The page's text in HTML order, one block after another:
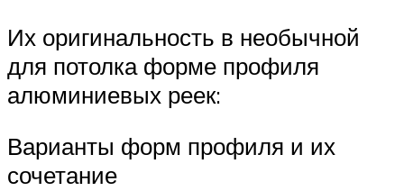
Их оригинальность в необычной
для потолка форме профиля
алюминиевых реек:
Варианты форм профиля и их
сочетание